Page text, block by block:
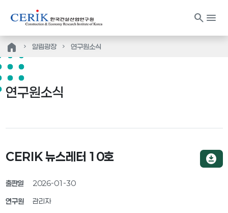
search menu
home 알림광장 연구원소식
연구원소식
CERIK 뉴스레터 10호
출판일 2026-01-30
연구원 관리자
download_for_offline